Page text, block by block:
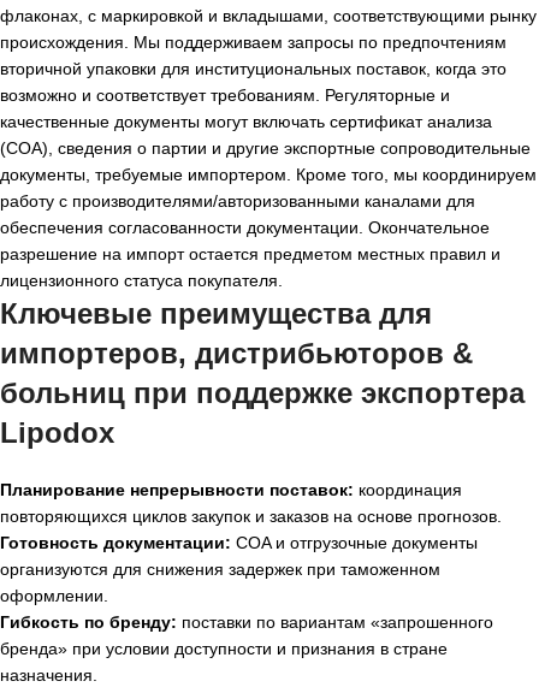
флаконах, с маркировкой и вкладышами, соответствующими рынку
происхождения. Мы поддерживаем запросы по предпочтениям
вторичной упаковки для институциональных поставок, когда это
возможно и соответствует требованиям. Регуляторные и
качественные документы могут включать сертификат анализа
(COA), сведения о партии и другие экспортные сопроводительные
документы, требуемые импортером. Кроме того, мы координируем
работу с производителями/авторизованными каналами для
обеспечения согласованности документации. Окончательное
разрешение на импорт остается предметом местных правил и
лицензионного статуса покупателя.
Ключевые преимущества для
импортеров, дистрибьюторов &
больниц при поддержке экспортера
Lipodox
Планирование непрерывности поставок: координация
повторяющихся циклов закупок и заказов на основе прогнозов.
Готовность документации: COA и отгрузочные документы
организуются для снижения задержек при таможенном
оформлении.
Гибкость по бренду: поставки по вариантам «запрошенного
бренда» при условии доступности и признания в стране
назначения.